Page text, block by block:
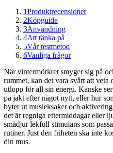
1Produktrecensioner
2Köpguide
3Användning
4Att tänka på
5Vår testmetod
6Vanliga frågor
När vintermörkret smyger sig på
rummet, kan det vara svårt att
utlopp för all sin energi. Kanske
på jakt efter något nytt, eller hur
byter ut musleksaker och
det är regniga eftermiddagar eller
smådjur lekfull stimulans som
rutiner. Just den friheten ska inte
din mus.